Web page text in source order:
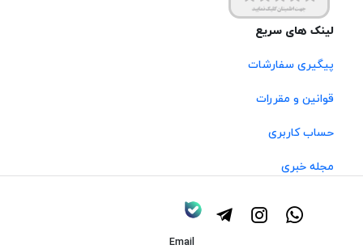
لینک های سریع
پیگیری سفارشات
قوانین و مقررات
حساب کاربری
مجله خبری
Email